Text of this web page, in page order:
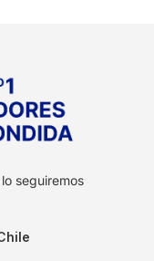
seguiremos